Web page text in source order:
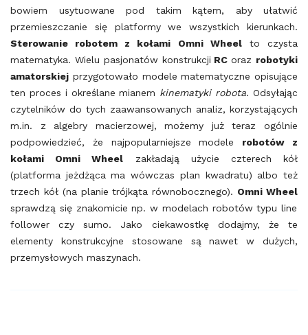
bowiem usytuowane pod takim kątem, aby ułatwić
przemieszczanie się platformy we wszystkich kierunkach.
Sterowanie robotem z kołami Omni Wheelto czysta
matematyka. Wielu pasjonatów konstrukcji RCoraz robotyki
amatorskiej przygotowało modele matematyczne opisujące
ten proces i określane mianem kinematyki robota. Odsyłając
czytelników do tych zaawansowanych analiz, korzystających
m.in. z algebry macierzowej, możemy już teraz ogólnie
podpowiedzieć, że najpopularniejsze modele robotów z
kołami Omni Wheel zakładają użycie czterech kół
(platforma jeżdżąca ma wówczas plan kwadratu) albo też
trzech kół (na planie trójkąta równobocznego). Omni Wheel
sprawdzą się znakomicie np. w modelach robotów typu line
follower czy sumo. Jako ciekawostkę dodajmy, że te
elementy konstrukcyjne stosowane są nawet w dużych,
przemysłowych maszynach.